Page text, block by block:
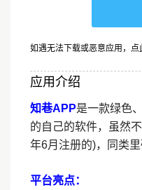
如遇无法下载或恶意应用，点
应用介绍
知巷APP是一款绿色
的自己的软件，虽然
年6月注册的)，同类
平台亮点：